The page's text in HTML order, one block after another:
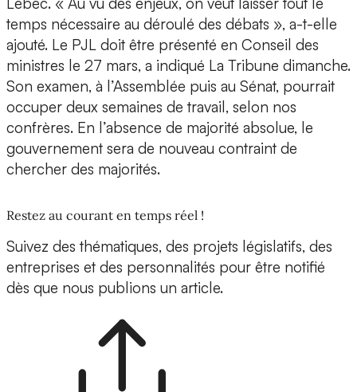
temps nécessaire au déroulé des débats », a-t-elle
ajouté. Le PJL doit être présenté en Conseil des
ministres le 27 mars, a indiqué La Tribune dimanche.
Son examen, à l’Assemblée puis au Sénat, pourrait
occuper deux semaines de travail, selon nos
confrères. En l’absence de majorité absolue, le
gouvernement sera de nouveau contraint de
chercher des majorités.
Restez au courant en temps réel !
Suivez des thématiques, des projets législatifs, des
entreprises et des personnalités pour être notifié
dès que nous publions un article.